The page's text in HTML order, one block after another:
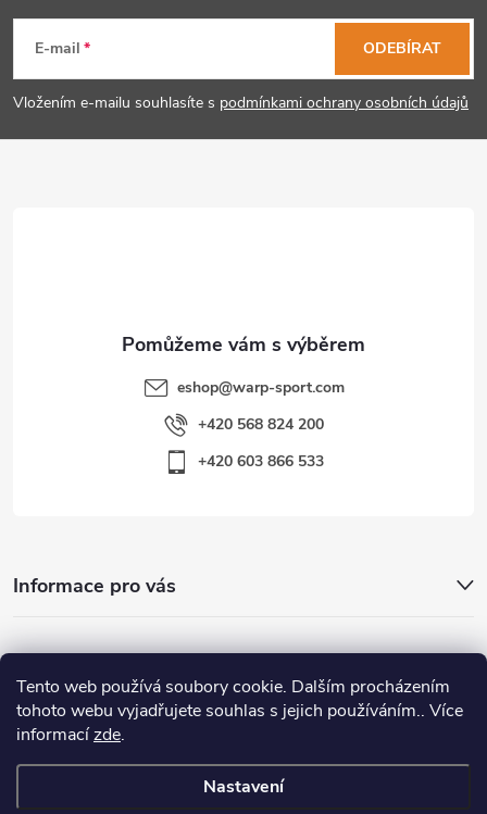
Tento web používá soubory cookie. Dalším procházením
tohoto webu vyjadřujete souhlas s jejich používáním.. Více
informacízde.
Nastavení
p
E-mail
Vložením e-mailu souhlasíte s podmínkami ochrany osobních údajů
ODEBÍRAT
eshop@warp-sport.com
+420 568 824 200
+420 603 866 533
Informace pro vás
Nejhledanější
Důležité odkazy